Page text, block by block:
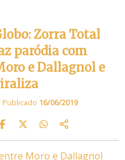
Zorra Total
paródia com
e Dallagnol e
Publicado 16/06/2019
Moro e Dallagnol